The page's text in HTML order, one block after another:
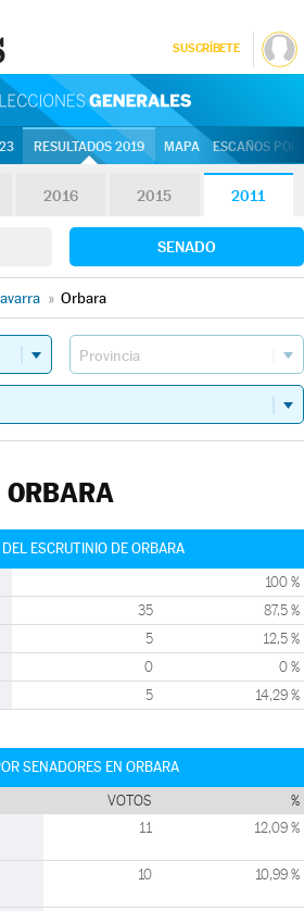
SUSCRÍBETE
RESULTADOS 2019 MAPA ESCAÑOS
2016 2015 2011
SENADO
» Orbara
ORBARA
DEL ESCRUTINIO DE ORBARA
100 %
35 87,5 %
5 12,5 %
0 0 %
5 14,29 %
SENADORES EN ORBARA
VOTOS %
11 12,09 %
10 10,99 %